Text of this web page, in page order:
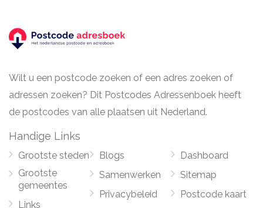
Wilt u een postcode zoeken of een adres zoeken of
adressen zoeken? Dit Postcodes Adressenboek heeft
de postcodes van alle plaatsen uit Nederland.
Handige Links
Grootste steden
Grootste
gemeentes
Links
Blogs
Samenwerken
Privacybeleid
Dashboard
Sitemap
Postcode kaart